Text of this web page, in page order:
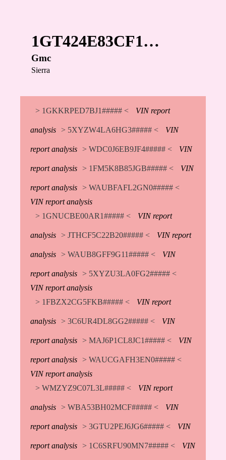
1GT424E83CF1…
Gmc
Sierra
> 1GKKRPED7BJ1##### < VIN report
analysis > 5XYZW4LA6HG3##### < VIN
report analysis > WDC0J6EB9JF4##### < VIN
report analysis > 1FM5K8B85JGB##### < VIN
report analysis > WAUBFAFL2GN0##### <
VIN report analysis
> 1GNUCBE00AR1##### <
VIN report
analysis > JTHCF5C22B20##### < VIN report
analysis > WAUB8GFF9G11##### < VIN
report analysis > 5XYZU3LA0FG2##### <
VIN report analysis
> 1FBZX2CG5FKB##### <
VIN report
analysis > 3C6UR4DL8GG2##### < VIN
report analysis > MAJ6P1CL8JC1##### < VIN
report analysis > WAUCGAFH3EN0##### <
VIN report analysis
> WMZYZ9C07L3L##### <
VIN report
analysis > WBA53BH02MCF##### < VIN
report analysis > 3GTU2PEJ6JG6##### < VIN
report analysis > 1C6SRFU90MN7##### < VIN